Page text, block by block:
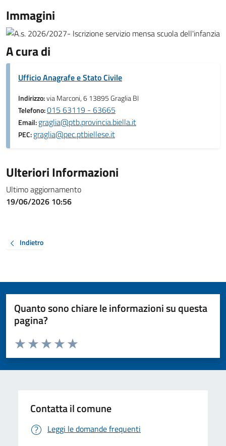
Immagini
A cura di
Ufficio Anagrafe e Stato Civile
Indirizzo:via Marconi, 6 13895 Graglia BI
Telefono:015 63119 - 63665
Email:graglia@ptb.provincia.biella.it
PEC:graglia@pec.ptbiellese.it
Ulteriori Informazioni
Ultimo aggiornamento
19/06/2026 10:56
Indietro
Quanto sono chiare le informazioni su questa
pagina?
Valuta da 1 a 5 stelle la pagina
Valuta 5 stelle su 5
Valuta 4 stelle su 5
Valuta 3 stelle su 5
Valuta 2 stelle su 5
Valuta 1 stelle su 5
Contatta il comune
Leggi le domande frequenti